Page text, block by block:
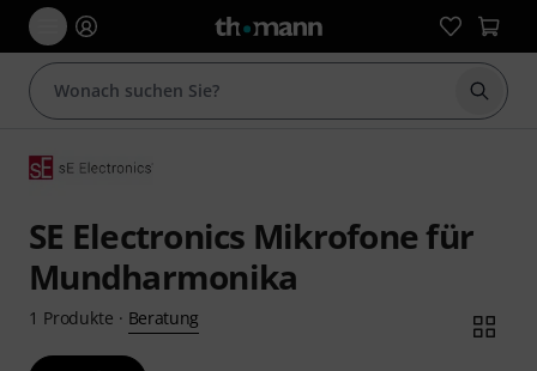
Suche
SE Electronics Mikrofone für
Mundharmonika
1 Produkte · Beratung